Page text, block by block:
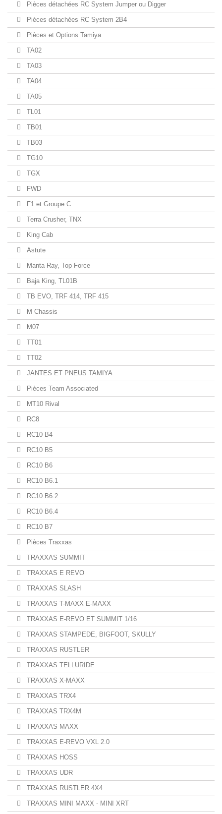
Pièces détachées RC System Jumper ou Digger
Pièces détachées RC System 2B4
Pièces et Options Tamiya
TA02
TA03
TA04
TA05
TL01
TB01
TB03
TG10
TGX
FWD
F1 et Groupe C
Terra Crusher, TNX
King Cab
Astute
Manta Ray, Top Force
Baja King, TL01B
TB EVO, TRF 414, TRF 415
M Chassis
M07
TT01
TT02
JANTES ET PNEUS TAMIYA
Pièces Team Associated
MT10 Rival
RC8
RC10 B4
RC10 B5
RC10 B6
RC10 B6.1
RC10 B6.2
RC10 B6.4
RC10 B7
Pièces Traxxas
TRAXXAS SUMMIT
TRAXXAS E REVO
TRAXXAS SLASH
TRAXXAS T-MAXX E-MAXX
TRAXXAS E-REVO ET SUMMIT 1/16
TRAXXAS STAMPEDE, BIGFOOT, SKULLY
TRAXXAS RUSTLER
TRAXXAS TELLURIDE
TRAXXAS X-MAXX
TRAXXAS TRX4
TRAXXAS TRX4M
TRAXXAS MAXX
TRAXXAS E-REVO VXL 2.0
TRAXXAS HOSS
TRAXXAS UDR
TRAXXAS RUSTLER 4X4
TRAXXAS MINI MAXX - MINI XRT